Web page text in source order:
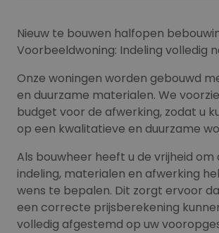
Nieuw te bouwen halfopen
Voorbeeldwoning: Indeling volledig
Onze woningen worden gebouwd
en duurzame materialen. We
budget voor de afwerking, zodat u
op een kwalitatieve en duurzame
Als bouwheer heeft u de vrijheid om
indeling, materialen en afwerking
wens te bepalen. Dit zorgt ervoor
een correcte prijsberekening
volledig afgestemd op uw